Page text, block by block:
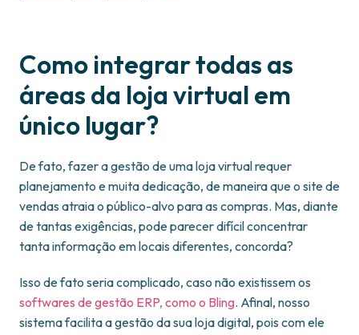
Como integrar todas as
áreas da loja virtual em
único lugar?
De fato, fazer a gestão de uma loja virtual requer
planejamento e muita dedicação, de maneira que o site de
vendas atraia o público-alvo para as compras. Mas, diante
de tantas exigências, pode parecer difícil concentrar
tanta informação em locais diferentes, concorda?
Isso de fato seria complicado, caso não existissem os
softwares de gestão ERP, como o Bling. Afinal, nosso
sistema facilita a gestão da sua loja digital, pois com ele